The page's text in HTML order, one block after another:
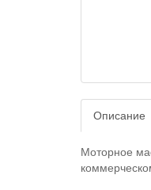
Описание
Моторное